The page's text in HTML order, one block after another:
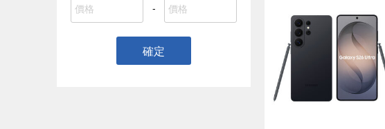
-
確定